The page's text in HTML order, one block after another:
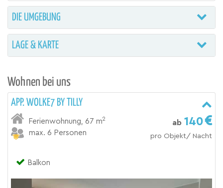
DIE UMGEBUNG
LAGE & KARTE
Wohnen bei uns
APP. WOLKE7 BY TILLY
Ferienwohnung ,67 m2
max. 6 Personen
ab 140
pro Objekt/ Nacht
Balkon